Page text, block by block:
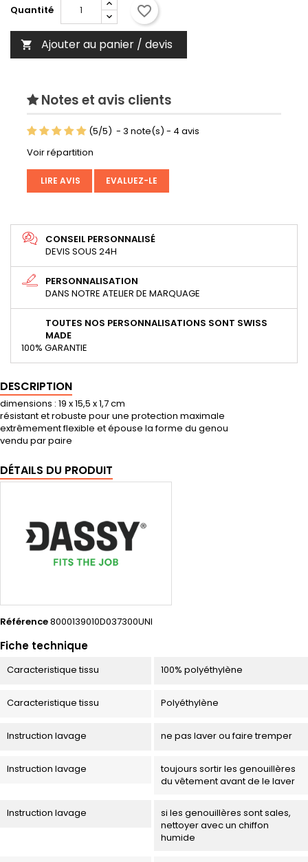
Quantité favorite_border
 Ajouter au panier / devis
Notes et avis clients
(5/5) - 3 note(s) - 4 avis
Voir répartition
LIRE AVIS EVALUEZ-LE
CONSEIL PERSONNALISÉ
DEVIS SOUS 24H
PERSONNALISATION
DANS NOTRE ATELIER DE MARQUAGE
TOUTES NOS PERSONNALISATIONS SONT SWISS
MADE
100% GARANTIE
DESCRIPTION
dimensions : 19 x 15,5 x 1,7 cm
résistant et robuste pour une protection maximale
extrêmement flexible et épouse la forme du genou
vendu par paire
DÉTAILS DU PRODUIT
Référence8000139010D037300UNI
Fiche technique
Caracteristique tissu 100% polyéthylène
Caracteristique tissu Polyéthylène
Instruction lavage ne pas laver ou faire tremper
Instruction lavage
toujours sortir les genouillères
du vêtement avant de le laver
Instruction lavage
si les genouillères sont sales,
nettoyer avec un chiffon
humide